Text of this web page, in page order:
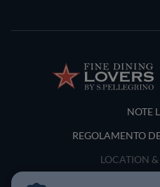
Terms and NOTE
REGOLAMENTO
LOCATION